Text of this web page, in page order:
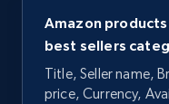
Amazon
best sellers
Title, Seller name,
price, Currency,